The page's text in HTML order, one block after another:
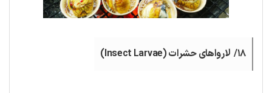
۱۸/ لارواهای حشرات (Insect Larvae)